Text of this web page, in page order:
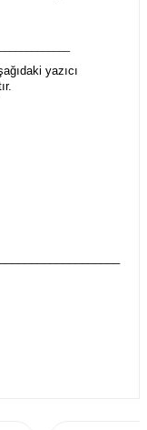
yazıcı